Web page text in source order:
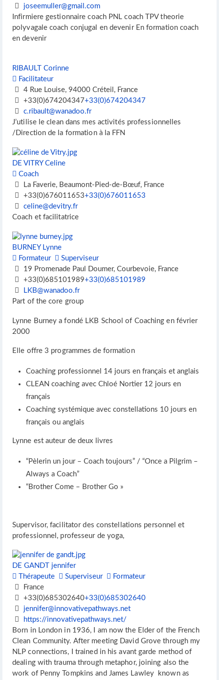
joseemuller@gmail.com
Infirmiere gestionnaire coach PNL coach TPV theorie
polyvagale coach conjugal en devenir En formation coach
en devenir
RIBAULT Corinne
Facilitateur
4 Rue Louise, 94000 Créteil, France
+33(0)674204347+33(0)674204347
c.ribault@wanadoo.fr
J’utilise le clean dans mes activités professionnelles
/Direction de la formation à la FFN
DE VITRY Celine
Coach
La Faverie, Beaumont-Pied-de-Bœuf, France
+33(0)676011653+33(0)676011653
celine@devitry.fr
Coach et facilitatrice
BURNEY Lynne
Formateur
Superviseur
19 Promenade Paul Doumer, Courbevoie, France
+33(0)685101989+33(0)685101989
LKB@wanadoo.fr
Part of the core group
Lynne Burney a fondé LKB School of Coaching en février
2000
Elle offre 3 programmes de formation
Coaching professionnel 14 jours en français et anglais
CLEAN coaching avec Chloé Nortier 12 jours en
français
Coaching systémique avec constellations 10 jours en
français ou anglais
Lynne est auteur de deux livres
“Pèlerin un jour – Coach toujours” / “Once a Pilgrim –
Always a Coach”
“Brother Come – Brother Go »
Supervisor, facilitator des constellations personnel et
professionnel, professeur de yoga,
DE GANDT jennifer
Thérapeute
Superviseur
Formateur
France
+33(0)685302640+33(0)685302640
jennifer@innovativepathways.net
https://innovativepathways.net/
Born in London in 1936, I am now the Elder of the French
Clean Community. After meeting David Grove through my
NLP connections, I trained in his avant garde method of
dealing with trauma through metaphor, joining also the
work of Penny Tompkins and James Lawley known as